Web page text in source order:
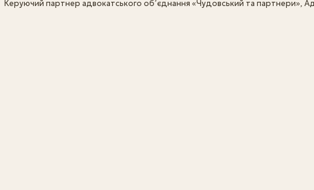
Керуючий партнер адвокатського об’єднання «Чудовський та партнери»,